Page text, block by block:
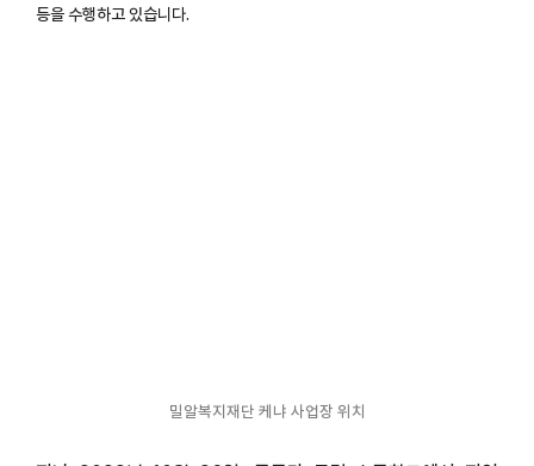
등을 수행하고 있습니다.
밀알복지재단 케냐 사업장 위치